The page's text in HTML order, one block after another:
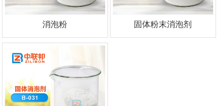
消泡粉 固体粉末消泡剂